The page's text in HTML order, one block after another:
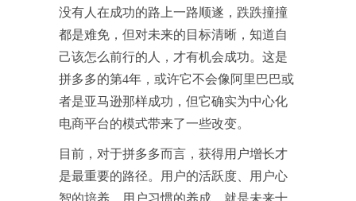
没有人在成功的路上一路顺遂，跌跌撞撞
都是难免，但对未来的目标清晰，知道自
己该怎么前行的人，才有机会成功。这是
拼多多的第4年，或许它不会像阿里巴巴或
者是亚马逊那样成功，但它确实为中心化
电商平台的模式带来了一些改变。
目前，对于拼多多而言，获得用户增长才
是最重要的路径。用户的活跃度、用户心
智的培养、用户习惯的养成，就是未来十